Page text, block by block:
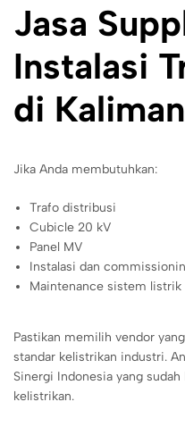
Jasa
Instalasi
di
Jika Anda membutuhkan:
Trafo distribusi
Cubicle 20 kV
Panel MV
Instalasi dan
Maintenance sistem listrik
Pastikan memilih vendor
standar kelistrikan industri.
Sinergi Indonesia yang
kelistrikan.